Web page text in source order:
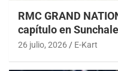
RMC GRAND
capítulo en
26 julio, 2026 E-Kart